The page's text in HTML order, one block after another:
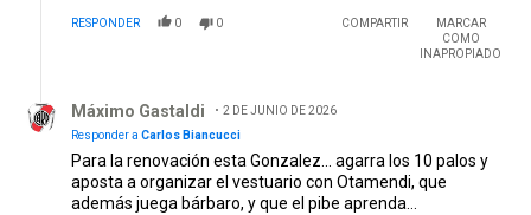
RESPONDER 0 0 COMPARTIR
MARCAR
COMO
INAPROPIADO
Máximo Gastaldi
2 DE JUNIO DE 2026
Responder a Carlos Biancucci
Para la renovación esta Gonzalez... agarra los 10 palos y
aposta a organizar el vestuario con Otamendi, que
además juega bárbaro, y que el pibe aprenda...